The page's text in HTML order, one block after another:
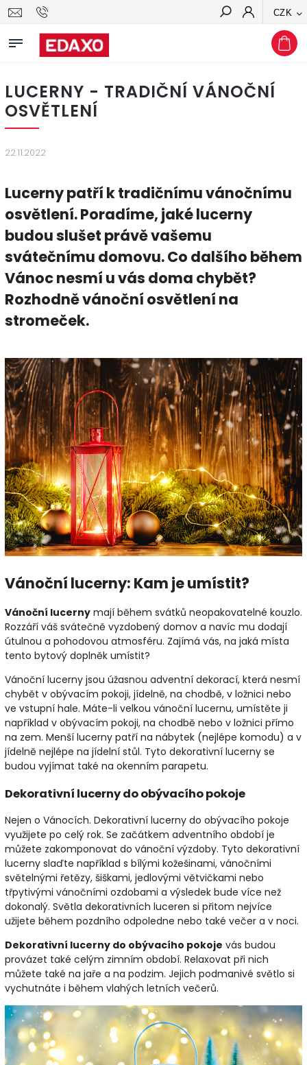
CZK
Hledat
LUCERNY - TRADIČNÍ VÁNOČNÍ
OSVĚTLENÍ
22.11.2022
Lucerny patří k tradičnímu vánočnímu
osvětlení. Poradíme, jaké lucerny
budou slušet právě vašemu
svátečnímu domovu. Co dalšího během
Vánoc nesmí u vás doma chybět?
Rozhodně vánoční osvětlení na
stromeček.
Vánoční lucerny: Kam je umístit?
Vánoční lucerny mají během svátků neopakovatelné kouzlo.
Rozzáří váš svátečně vyzdobený domov a navíc mu dodají
útulnou a pohodovou atmosféru. Zajímá vás, na jaká místa
tento bytový doplněk umístit?
Vánoční lucerny jsou úžasnou adventní dekorací, která nesmí
chybět v obývacím pokoji, jídelně, na chodbě, v ložnici nebo
ve vstupní hale. Máte-li velkou vánoční lucernu, umístěte ji
například v obývacím pokoji, na chodbě nebo v ložnici přímo
na zem. Menší lucerny patří na nábytek (nejlépe komodu) a v
jídelně nejlépe na jídelní stůl. Tyto dekorativní lucerny se
budou vyjímat také na okenním parapetu.
Dekorativní lucerny do obývacího pokoje
Nejen o Vánocích. Dekorativní lucerny do obývacího pokoje
využijete po celý rok. Se začátkem adventního období je
můžete zakomponovat do vánoční výzdoby. Tyto dekorativní
lucerny slaďte například s bílými kožešinami, vánočními
světelnými řetězy, šiškami, jedlovými větvičkami nebo
třpytivými vánočními ozdobami a výsledek bude více než
dokonalý. Světla dekorativních luceren si přitom nejvíce
užijete během pozdního odpoledne nebo také večer a v noci.
Dekorativní lucerny do obývacího pokoje vás budou
provázet také celým zimním období. Relaxovat při nich
můžete také na jaře a na podzim. Jejich podmanivé světlo si
vychutnáte i během vlahých letních večerů.